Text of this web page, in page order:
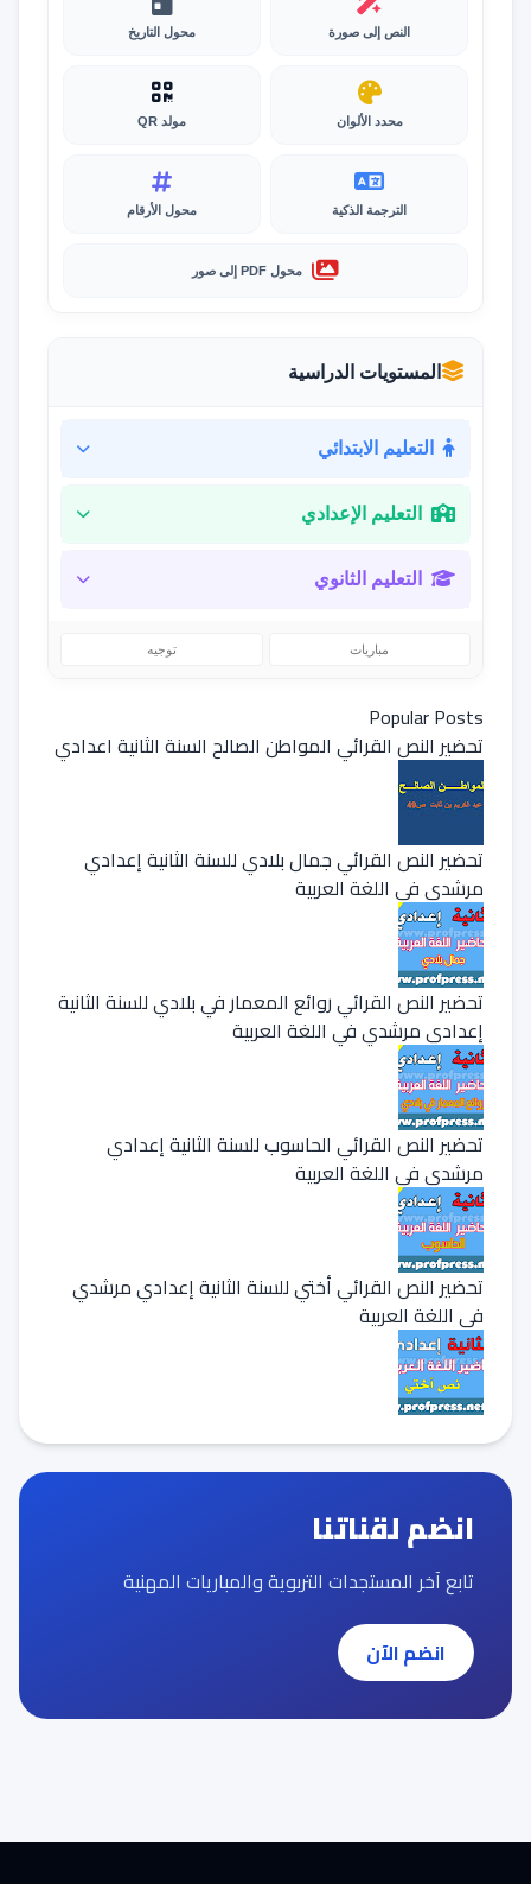
النص إلى صورة محول التاريخ
محدد الألوان مولد QR
الترجمة الذكية محول الأرقام
محول PDF إلى صور
المستويات الدراسية
التعليم الابتدائي
التعليم الإعدادي
التعليم الثانوي
مباريات توجيه
Popular Posts
تحضير النص القرائي المواطن الصالح السنة الثانية اعدادي
تحضير النص القرائي جمال بلادي للسنة الثانية إعدادي
مرشدي في اللغة العربية
تحضير النص القرائي روائع المعمار في بلادي للسنة الثانية
إعدادي مرشدي في اللغة العربية
تحضير النص القرائي الحاسوب للسنة الثانية إعدادي
مرشدي في اللغة العربية
تحضير النص القرائي أختي للسنة الثانية إعدادي مرشدي
في اللغة العربية
انضم لقناتنا
تابع آخر المستجدات التربوية والمباريات المهنية
انضم الآن